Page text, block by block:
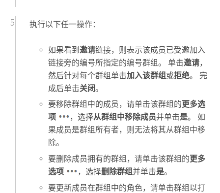
执行以下任一操作：
如果看到邀请链接，则表示该成员已受邀加入
链接旁的编号所指定的编号群组。 单击邀请，
然后针对每个群组单击加入该群组或拒绝。 完
成后单击关闭。
要移除群组中的成员，请单击该群组的更多选
项
，选择从群组中移除成员并单击是。 如
果成员是群组所有者，则无法将其从群组中移
除。
要删除成员拥有的群组，请单击该群组的更多
选项
，选择删除群组并单击是。
要更新成员在群组中的角色，请单击群组以打